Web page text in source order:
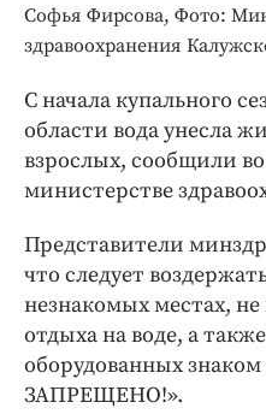
Медиаперсона
Интересное чтиво
Бренд года
Работодатель
Софья Фирсова, Фото:
здравоохранения
С начала купального
области вода унесла
взрослых, сообщили
министерстве
Представители
что следует
незнакомых местах,
отдыха на воде, а
оборудованных
ЗАПРЕЩЕНО!».